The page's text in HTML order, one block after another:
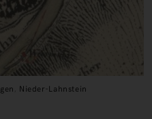
Nieder-Lahnstein